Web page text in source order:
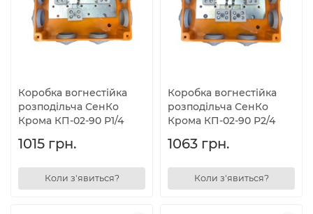
Коробка вогнестійка
розподільча СенКо
Крома КП-02-90 Р1/4
1015 грн.
Коли з'явиться?
Коробка вогнестійка
розподільча СенКо
Крома КП-02-90 Р2/4
1063 грн.
Коли з'явиться?